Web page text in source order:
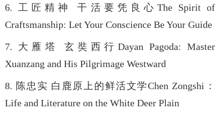
6. 工匠精神 干活要凭良心 The Spirit of
Craftsmanship: Let Your Conscience Be Your Guide
7. 大雁塔 玄奘西行 Dayan Pagoda: Master
Xuanzang and His Pilgrimage Westward
8. 陈忠实 白鹿原上的鲜活文学Chen Zongshi ：
Life and Literature on the White Deer Plain